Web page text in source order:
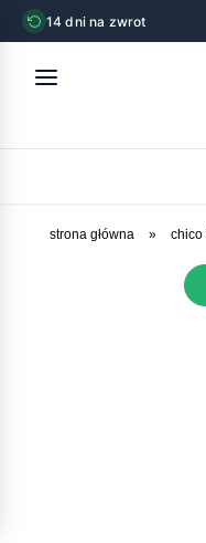
14 dni na zwrot
strona główna » chico